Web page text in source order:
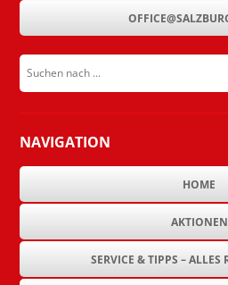
Suchen nach ...
submit
NAVIGATION
HOME
AKTIONEN
SERVICE & TIPPS – ALLES